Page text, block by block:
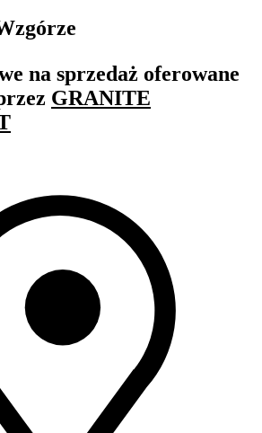
na sprzedaż oferowane
GRANITE